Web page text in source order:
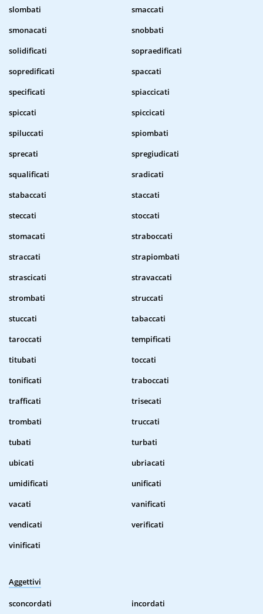
slombati
smaccati
smonacati
snobbati
solidificati
sopraedificati
sopredificati
spaccati
specificati
spiaccicati
spiccati
spiccicati
spiluccati
spiombati
sprecati
spregiudicati
squalificati
sradicati
stabaccati
staccati
steccati
stoccati
stomacati
straboccati
straccati
strapiombati
strascicati
stravaccati
strombati
struccati
stuccati
tabaccati
taroccati
tempificati
titubati
toccati
tonificati
traboccati
trafficati
trisecati
trombati
truccati
tubati
turbati
ubicati
ubriacati
umidificati
unificati
vacati
vanificati
vendicati
verificati
vinificati
Aggettivi
sconcordati
incordati